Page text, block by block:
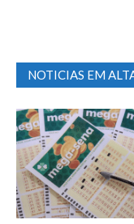
NOTICIAS EM